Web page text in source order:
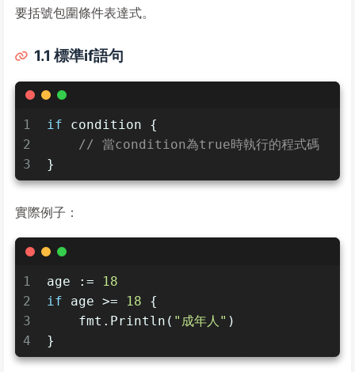
要括號包圍條件表達式。
1.1 標準if語句
1
2
3
if condition {
// 當condition為true時執行的程式碼
}
實際例子：
1
2
3
4
age :=
18
if age >= 18 {
    fmt.Println(
"成年人" )
}